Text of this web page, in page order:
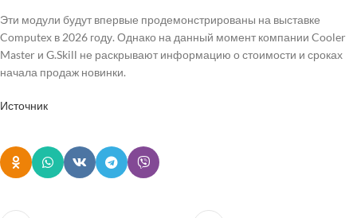
Эти модули будут впервые продемонстрированы на выставке
Computex в 2026 году. Однако на данный момент компании Cooler
Master и G.Skill не раскрывают информацию о стоимости и сроках
начала продаж новинки.
Источник